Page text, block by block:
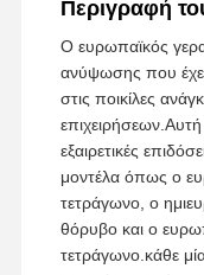
Περιγραφή
Ο ευρωπαϊκός
ανύψωσης που έχει
στις ποικίλες
εξαιρετικές
μοντέλα όπως ο
τετράγωνο, ο
θόρυβο και ο
τετράγωνο.κάθε